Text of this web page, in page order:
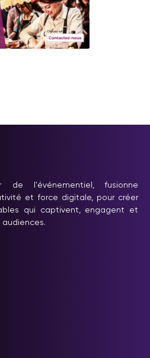
de l'événementiel, fusionne
et force digitale, pour créer
qui captivent, engagent et